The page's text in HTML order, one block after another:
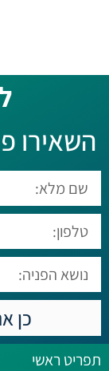
השאירו
כן
תפריט ראשי